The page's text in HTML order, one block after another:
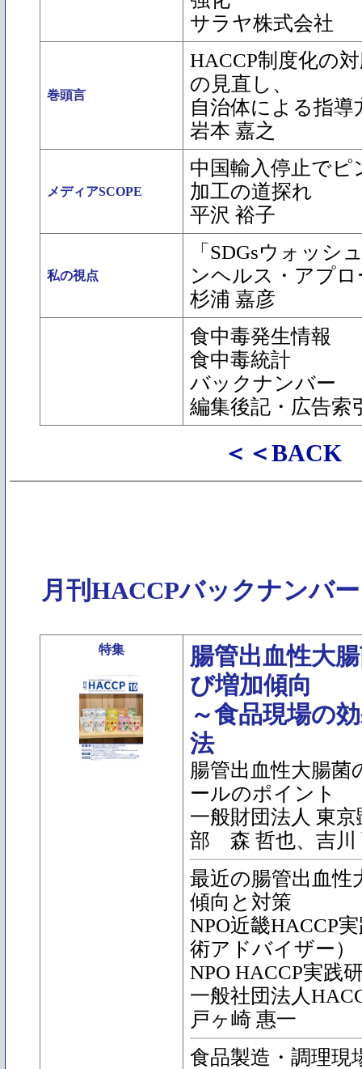
サラヤ株式会社
巻頭言
HACCP制度化の
の見直し、
自治体による指
岩本 嘉之
メディアSCOPE
中国輸入停止で
加工の道探れ
平沢 裕子
私の視点
「SDGsウォッシ
ンヘルス・アプ
杉浦 嘉彦
食中毒発生情報
食中毒統計
バックナンバー
編集後記・広告索
＜＜BACK
月刊HACCPバックナンバー
特集
腸管出血性大
び増加傾向
～食品現場の
法
腸管出血性大腸
ールのポイント
一般財団法人 東
部 森 哲也、吉川
最近の腸管出血性
傾向と対策
NPO近畿HACCP
術アドバイザー）
NPO HACCP実践
一般社団法人
戸ヶ崎 惠一
食品製造・調理現